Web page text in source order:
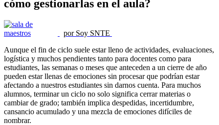
cómo gestionarlas en el aula?
por Soy SNTE
Aunque el fin de ciclo suele estar lleno de actividades, evaluaciones,
logística y muchos pendientes tanto para docentes como para
estudiantes, las semanas o meses que anteceden a un cierre de año
pueden estar llenas de emociones sin procesar que podrían estar
afectando a nuestros estudiantes sin darnos cuenta. Para muchos
alumnos, terminar un ciclo no solo significa cerrar materias o
cambiar de grado; también implica despedidas, incertidumbre,
cansancio acumulado y una mezcla de emociones difíciles de
nombrar.